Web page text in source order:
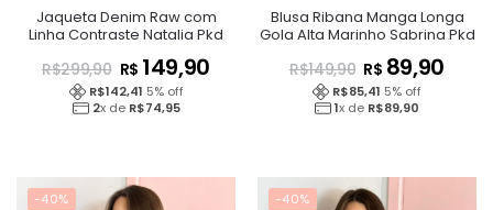
Jaqueta Denim Raw com
Linha Contraste Natalia Pkd
R$299,90 R$ 149,90
R$142,41 5% off
2x de R$74,95
Blusa Ribana Manga Longa
Gola Alta Marinho Sabrina Pkd
R$149,90 R$ 89,90
R$85,41 5% off
1x de R$89,90
-40% -40%